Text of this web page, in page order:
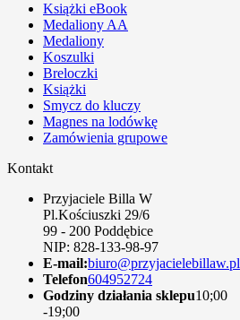
Książki eBook
Medaliony AA
Medaliony
Koszulki
Breloczki
Książki
Smycz do kluczy
Magnes na lodówkę
Zamówienia grupowe
Kontakt
Przyjaciele Billa W
Pl.Kościuszki 29/6
99 - 200 Poddębice
NIP: 828-133-98-97
E-mail:biuro@przyjacielebillaw.pl
Telefon604952724
Godziny działania sklepu10;00
-19;00